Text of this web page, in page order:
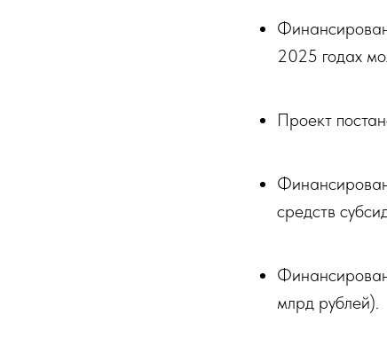
2025 годах
Проект
средств
млрд рублей).